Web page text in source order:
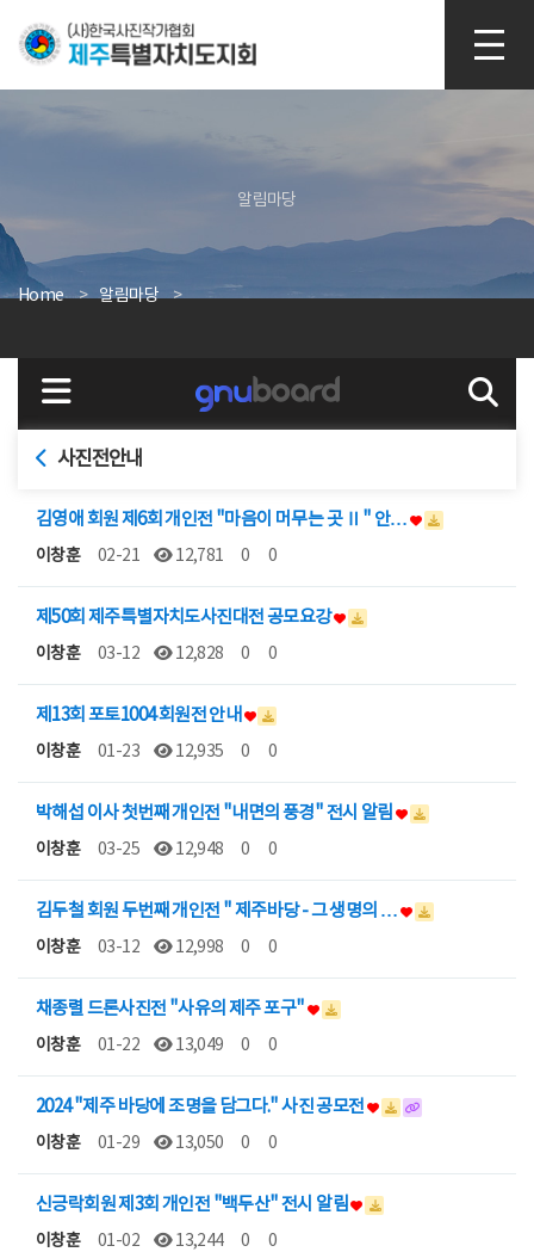
알림마당
Home 알림마당
사진전안내
김영애 회원 제6회 개인전 "마음이 머무는 곳 Ⅱ" 안…
이창훈 02-21 12,781 0 0
제50회 제주특별자치도사진대전 공모요강
이창훈 03-12 12,828 0 0
제13회 포토1004 회원전 안내
이창훈 01-23 12,935 0 0
박해섭 이사 첫번째 개인전 "내면의 풍경" 전시 알림
이창훈 03-25 12,948 0 0
김두철 회원 두번째 개인전 " 제주바당 - 그 생명의 …
이창훈 03-12 12,998 0 0
채종렬 드론사진전 "사유의 제주 포구"
이창훈 01-22 13,049 0 0
2024 "제주 바당에 조명을 담그다." 사진 공모전
이창훈 01-29 13,050 0 0
신긍락회원 제3회 개인전 "백두산" 전시 알림
이창훈 01-02 13,244 0 0